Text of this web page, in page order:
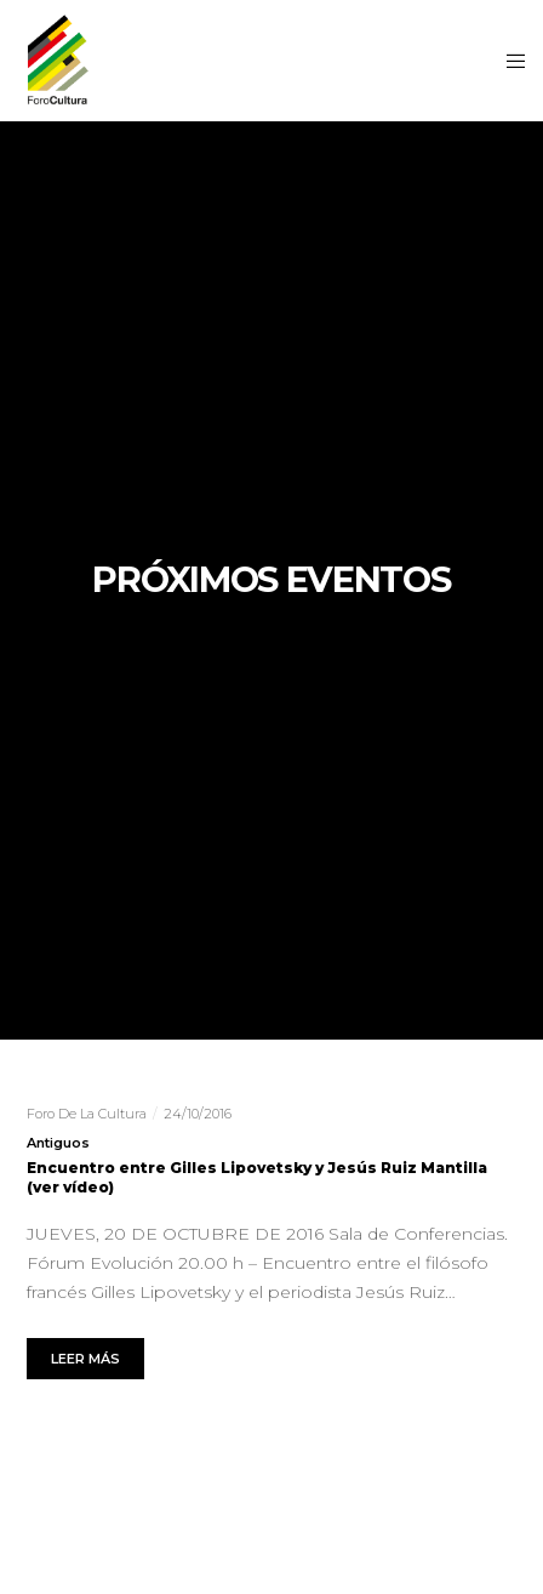
PRÓXIMOS EVENTOS
Foro De La Cultura
24/10/2016
Antiguos
Encuentro entre Gilles Lipovetsky y Jesús Ruiz Mantilla
(ver vídeo)
JUEVES, 20 DE OCTUBRE DE 2016 Sala de Conferencias.
Fórum Evolución 20.00 h – Encuentro entre el filósofo
francés Gilles Lipovetsky y el periodista Jesús Ruiz…
LEER MÁS